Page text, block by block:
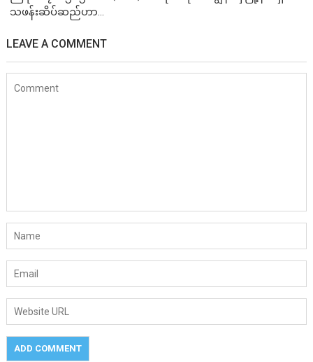
သဖန်းဆိပ်ဆည်ဟာ...
LEAVE A COMMENT